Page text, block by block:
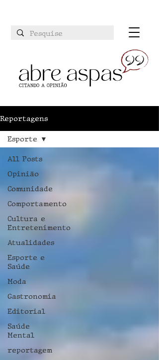
Reportagens
All Posts
Opinião
Comunidade
Comportamento
Cultura e
Entretenimento
Atualidades
Esporte e
Saúde
Moda
Gastronomia
Editorial
Saúde
Mental
reportagem
Esporte